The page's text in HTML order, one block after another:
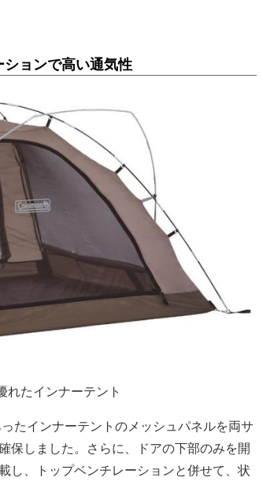
ョンで高い通気性
れたインナーテント
たインナーテントのメッシュパネルを両サ
保しました。さらに、ドアの下部のみを開
し、トップベンチレーションと併せて、状